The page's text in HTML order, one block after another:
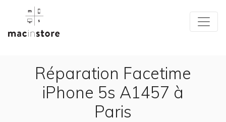
Réparation Facetime
iPhone 5s A1457 à
Paris